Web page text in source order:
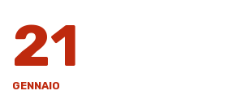
21
GENNAIO